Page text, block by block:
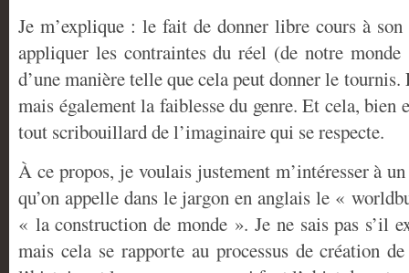
Je m’explique : le fait de donner libre cours à son
appliquer les contraintes du réel (de notre
d’une manière telle que cela peut donner le
mais également la faiblesse du genre. Et cela, bien
tout scribouillard de l’imaginaire qui se respecte.
À ce propos, je voulais justement m’intéresser à
qu’on appelle dans le jargon en anglais le «
« la construction de monde ». Je ne sais pas s’il
mais cela se rapporte au processus de création